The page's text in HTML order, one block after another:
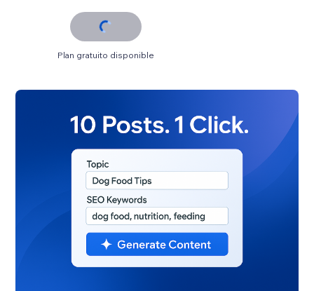
Plan gratuito disponible